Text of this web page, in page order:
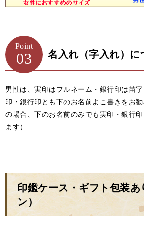
Point
03 名入れ（字入れ）に
男性は、実印はフルネーム・銀行印は苗
印・銀行印とも下のお名前よこ書きをお
の場合、下のお名前のみでも実印・銀行
ます）
印鑑ケース・ギフト包装あ
ン）